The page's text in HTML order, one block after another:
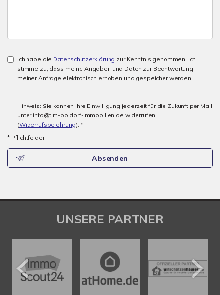
Ich habe die Datenschutzerklärung zur Kenntnis genommen. Ich
stimme zu, dass meine Angaben und Daten zur Beantwortung
meiner Anfrage elektronisch erhoben und gespeicher werden.
Hinweis: Sie können Ihre Einwilligung jederzeit für die Zukunft per Mail
unter info@tim-boldorf-immobilien.de widerrufen
(Widerrufsbelehrung). *
* Pflichtfelder
Absenden
UNSERE PARTNER